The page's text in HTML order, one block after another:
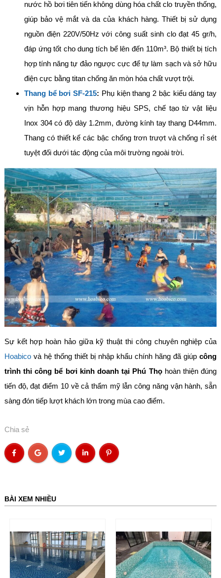
nước hồ bơi tiên tiến không dùng hóa chất clo truyền thống,
giúp bảo vệ mắt và da của khách hàng. Thiết bị sử dụng
nguồn điện 220V/50Hz với công suất sinh clo đạt 45 gr/h,
đáp ứng tốt cho dung tích bể lên đến 110m³. Bộ thiết bị tích
hợp tính năng tự đảo ngược cực để tự làm sạch và sở hữu
điện cực bằng titan chống ăn mòn hóa chất vượt trội.
Thang bể bơi SF-215: Phụ kiện thang 2 bậc kiểu dáng tay
vịn hỗn hợp mang thương hiệu SPS, chế tạo từ vật liệu
Inox 304 có độ dày 1.2mm, đường kính tay thang D44mm.
Thang có thiết kế các bậc chống trơn trượt và chống rỉ sét
tuyệt đối dưới tác động của môi trường ngoài trời.
Sự kết hợp hoàn hảo giữa kỹ thuật thi công chuyên nghiệp của
Hoabicovà hệ thống thiết bị nhập khẩu chính hãng đã giúpcông
trình thi công bể bơi kinh doanh tại Phú Thọhoàn thiện đúng
tiến độ, đạt điểm 10 về cả thẩm mỹ lẫn công năng vận hành, sẵn
sàng đón tiếp lượt khách lớn trong mùa cao điểm.
Chia sẻ
BÀI XEM NHIỀU